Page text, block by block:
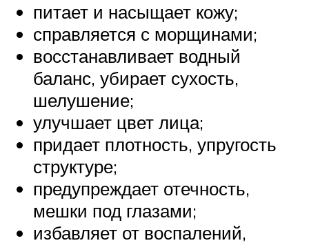
питает и насыщает кожу;
справляется с морщинами;
восстанавливает водный
баланс, убирает сухость,
шелушение;
улучшает цвет лица;
придает плотность, упругость
структуре;
предупреждает отечность,
мешки под глазами;
избавляет от воспалений,